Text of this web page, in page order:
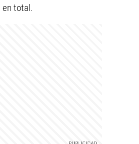
en total.